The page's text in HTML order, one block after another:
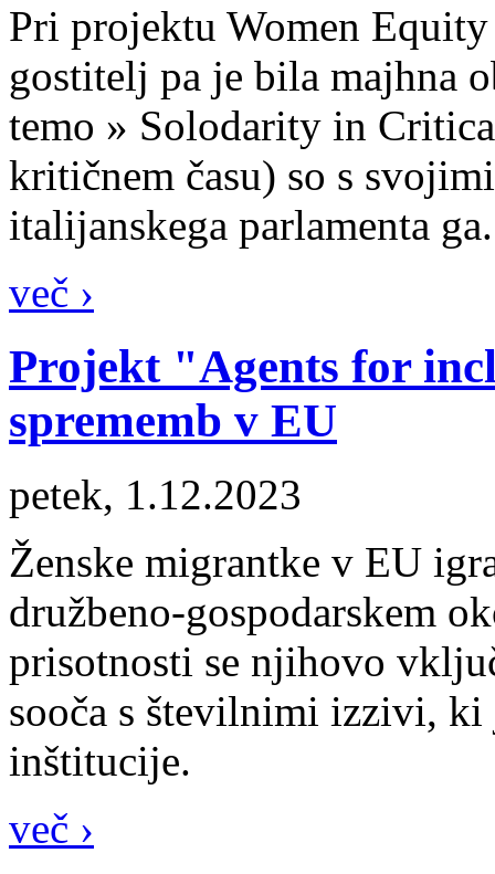
Pri projektu Women
gostitelj pa je bila majhna
temo » Solodarity in
kritičnem času) so s
italijanskega parlamenta ga.
več ›
Projekt "Agents for
sprememb v EU
petek, 1.12.2023
Ženske migrantke v EU
družbeno-gospodarskem
prisotnosti se njihovo
sooča s številnimi izzivi, ki
inštitucije.
več ›